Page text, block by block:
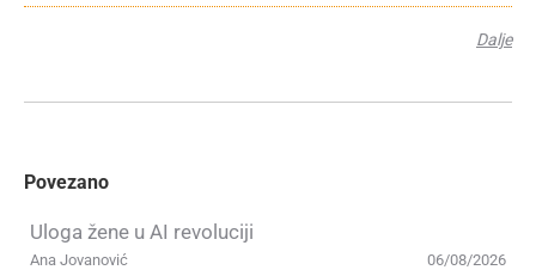
Dalje
Povezano
Uloga žene u AI revoluciji
06/08/2026
Ana Jovanović